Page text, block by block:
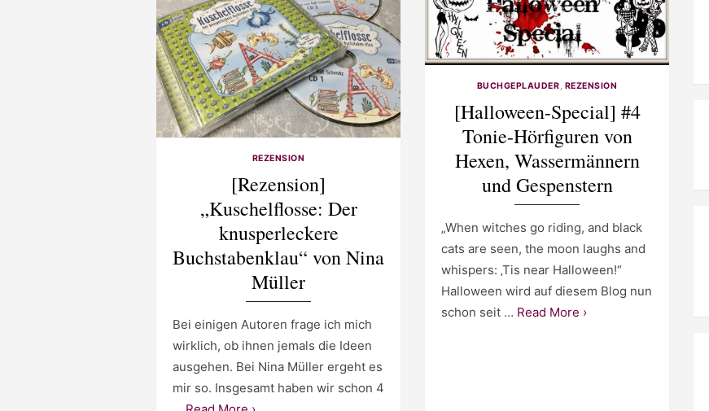
REZENSION
[Rezension]
„Kuschelflosse: Der
knusperleckere
Buchstabenklau“ von Nina
Müller
Bei einigen Autoren frage ich mich
wirklich, ob ihnen jemals die Ideen
ausgehen. Bei Nina Müller ergeht es
mir so. Insgesamt haben wir schon 4
BUCHGEPLAUDER, REZENSION
[Halloween-Special] #4
Tonie-Hörfiguren von
Hexen, Wassermännern
und Gespenstern
„When witches go riding, and black
cats are seen, the moon laughs and
whispers: ‚Tis near Halloween!“
Halloween wird auf diesem Blog nun
schon seit … Read More ›